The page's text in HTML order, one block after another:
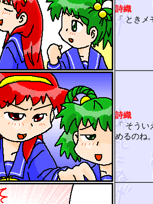
詩織
「 とき
詩織
「 そうい
めるのね